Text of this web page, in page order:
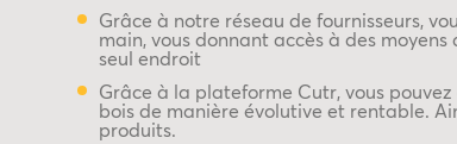
Grâce à notre réseau de fournisseurs,
main, vous donnant accès à des
seul endroit
Grâce à la plateforme Cutr, vous
bois de manière évolutive et rentable.
produits.